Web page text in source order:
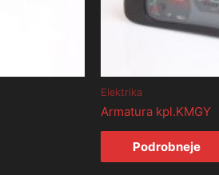
Elektrika
Armatura kpl.KMGY
Podrobneje